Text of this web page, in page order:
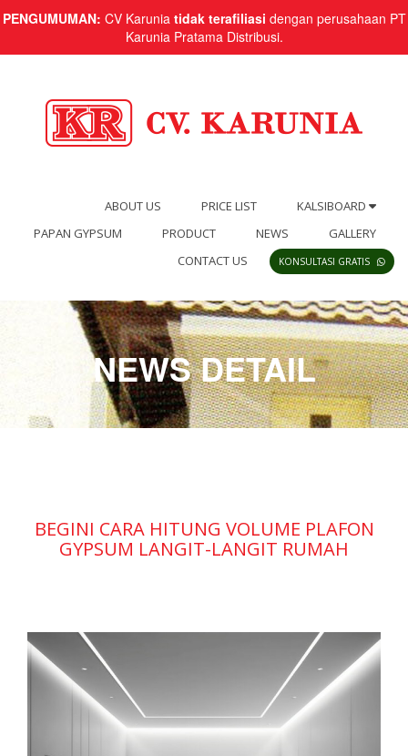
PENGUMUMAN: CV Karunia tidak terafiliasi dengan perusahaan PT
Karunia Pratama Distribusi.
ABOUT US PRICE LIST
KALSIBOARD
PAPAN GYPSUM
PRODUCT NEWS
GALLERY
CONTACT US
KONSULTASI GRATIS
NEWS DETAIL
BEGINI CARA HITUNG VOLUME PLAFON
GYPSUM LANGIT-LANGIT RUMAH